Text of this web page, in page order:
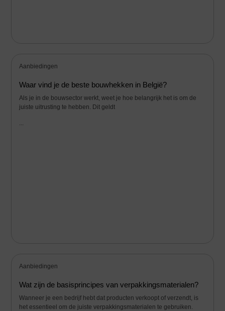
Aanbiedingen
Waar vind je de beste bouwhekken in België?
Als je in de bouwsector werkt, weet je hoe belangrijk het is om de
juiste uitrusting te hebben. Dit geldt
...
Aanbiedingen
Wat zijn de basisprincipes van verpakkingsmaterialen?
Wanneer je een bedrijf hebt dat producten verkoopt of verzendt, is
het essentieel om de juiste verpakkingsmaterialen te gebruiken.